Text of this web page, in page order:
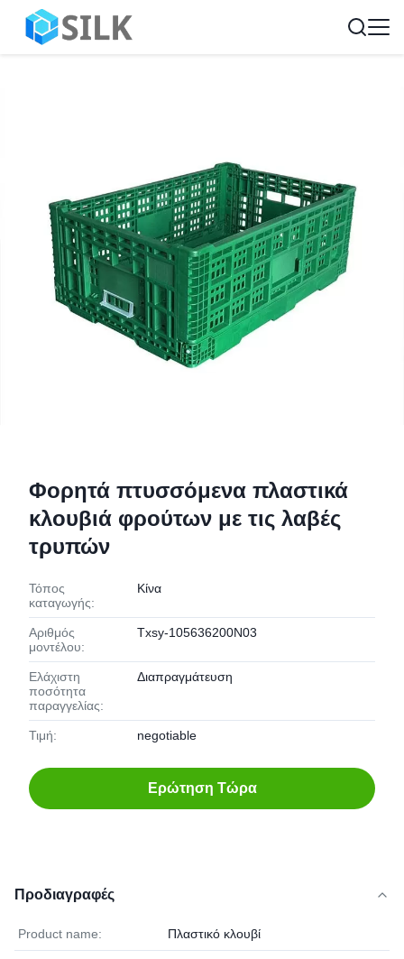
Φορητά πτυσσόμενα πλαστικά
κλουβιά φρούτων με τις λαβές
τρυπών
Τόπος
καταγωγής:
Κίνα
Αριθμός
μοντέλου:
Txsy-105636200N03
Ελάχιστη
ποσότητα
παραγγελίας:
Διαπραγμάτευση
Τιμή: negotiable
Ερώτηση Τώρα
Προδιαγραφές
Product name: Πλαστικό κλουβί